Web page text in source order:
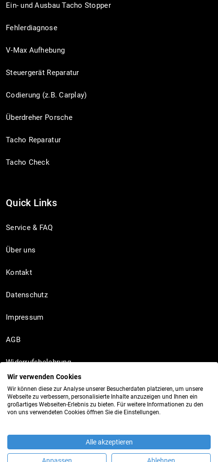
Ein- und Ausbau Tacho Stopper
Fehlerdiagnose
V-Max Aufhebung
Steuergerät Reparatur
Codierung (z.B. Carplay)
Überdreher Porsche
Tacho Reparatur
Tacho Check
Quick Links
Service & FAQ
Über uns
Kontakt
Datenschutz
Impressum
AGB
Widerrufsbelehrung
Socials
TikTok
Wir verwenden Cookies
Wir können diese zur Analyse unserer Besucherdaten platzieren, um unsere
Webseite zu verbessern, personalisierte Inhalte anzuzeigen und Ihnen ein
großartiges Webseiten-Erlebnis zu bieten. Für weitere Informationen zu den
von uns verwendeten Cookies öffnen Sie die Einstellungen.
Alle akzeptieren